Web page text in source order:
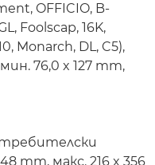
OFFICIO, B-
Foolscap, 16K,
Monarch, DL, C5),
76,0 x 127 mm,
mm, макс. 216 x 356